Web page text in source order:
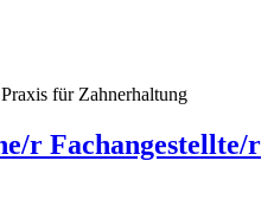
für Zahnerhaltung
r Fachangestellte/r